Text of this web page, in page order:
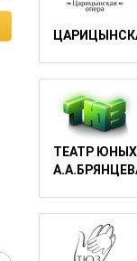
ТЕАТР